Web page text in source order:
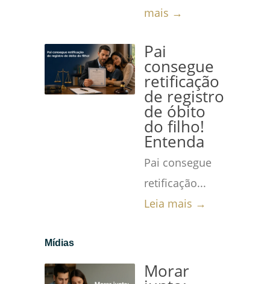
mais →
Pai
consegue
retificação
de registro
de óbito
do filho!
Entenda
Pai consegue
retificação...
Leia mais →
Mídias
Morar